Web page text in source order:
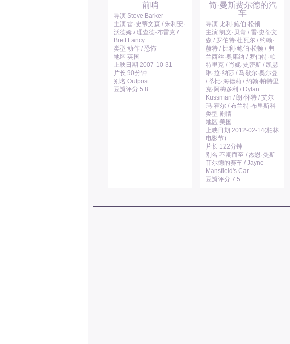
前哨
导演 Steve Barker
主演 雷·史蒂文森 / 朱利安·
沃德姆 / 理查德·布雷克 /
Brett Fancy
类型 动作 / 恐怖
地区 英国
上映日期 2007-10-31
片长 90分钟
别名 Outpost
豆瓣评分 5.8
简·曼斯费尔德的汽
车
导演 比利·鲍伯·松顿
主演 凯文·贝肯 / 雷·史蒂文
森 / 罗伯特·杜瓦尔 / 约翰·
赫特 / 比利·鲍伯·松顿 / 弗
兰西丝·奥康纳 / 罗伯特·帕
特里克 / 肖妮·史密斯 / 凯瑟
琳·拉·纳莎 / 马歇尔·奥尔曼
/ 蒂比·海德莉 / 约翰·帕特里
克·阿梅多利 / Dylan
Kussman / 朗·怀特 / 艾尔
玛·霍尔 / 布兰特·布里斯科
类型 剧情
地区 美国
上映日期 2012-02-14(柏林
电影节)
片长 122分钟
别名 不期而至 / 杰恩·曼斯
菲尔德的赛车 / Jayne
Mansfield's Car
豆瓣评分 7.5